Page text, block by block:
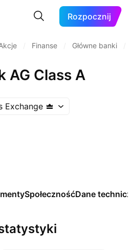
Rozpocznij
Finanse Główne banki
AG Class A
Exchange
SpołecznośćDane